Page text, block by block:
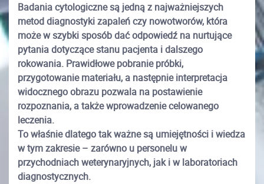
Badania cytologiczne są jedną z najważniejszych
metod diagnostyki zapaleń czy nowotworów, która
może w szybki sposób dać odpowiedź na nurtujące
pytania dotyczące stanu pacjenta i dalszego
rokowania. Prawidłowe pobranie próbki,
przygotowanie materiału, a następnie interpretacja
widocznego obrazu pozwala na postawienie
rozpoznania, a także wprowadzenie celowanego
leczenia.
To właśnie dlatego tak ważne są umiejętności i wiedza
w tym zakresie – zarówno u personelu w
przychodniach weterynaryjnych, jak i w laboratoriach
diagnostycznych.